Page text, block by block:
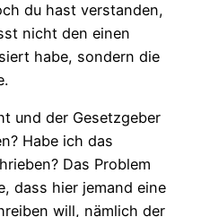
du hast verstanden,
nicht den einen
habe, sondern die
und der Gesetzgeber
Habe ich das
Das Problem
dass hier jemand eine
will, nämlich der